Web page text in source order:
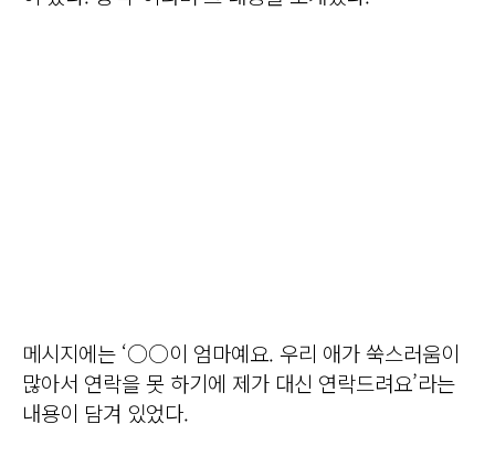
메시지에는 ‘○○이 엄마예요. 우리 애가 쑥스러움이
많아서 연락을 못 하기에 제가 대신 연락드려요’라는
내용이 담겨 있었다.